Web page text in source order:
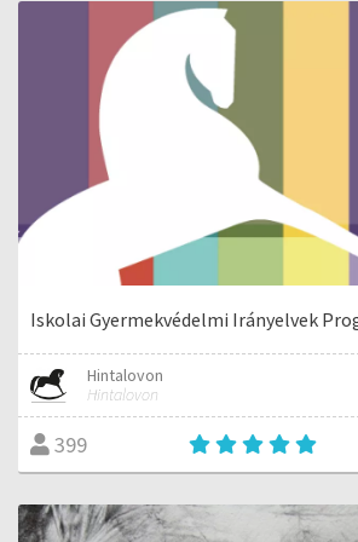
Iskolai Gyermekvédelmi Irányelvek
Hintalovon
Hintalovon
399